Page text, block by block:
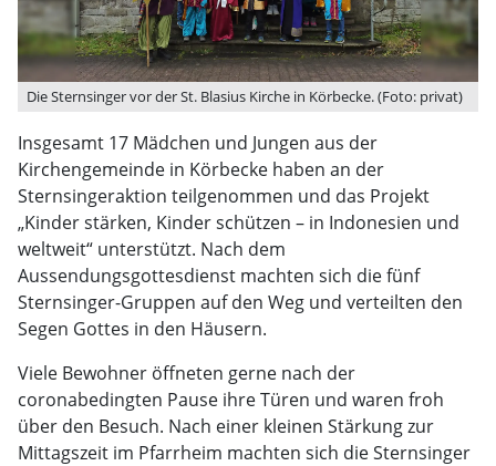
Die Sternsinger vor der St. Blasius Kirche in Körbecke. (Foto: privat)
Insgesamt 17 Mädchen und Jungen aus der
Kirchengemeinde in Körbecke haben an der
Sternsingeraktion teilgenommen und das Projekt
„Kinder stärken, Kinder schützen – in Indonesien und
weltweit“ unterstützt. Nach dem
Aussendungsgottesdienst machten sich die fünf
Sternsinger-Gruppen auf den Weg und verteilten den
Segen Gottes in den Häusern.
Viele Bewohner öffneten gerne nach der
coronabedingten Pause ihre Türen und waren froh
über den Besuch. Nach einer kleinen Stärkung zur
Mittagszeit im Pfarrheim machten sich die Sternsinger